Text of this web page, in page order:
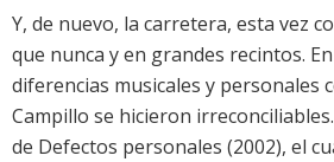
Y, de nuevo, la carretera, esta vez
que nunca y en grandes recintos.
diferencias musicales y personales
Campillo se hicieron
de Defectos personales (2002), el